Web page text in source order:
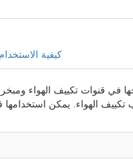
كيفية الاستخدام
في قنوات تكييف الهواء
تكييف الهواء. يمكن